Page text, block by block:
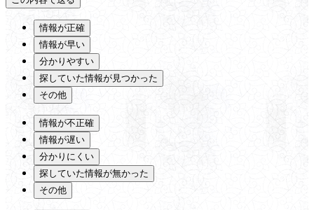
情報が正確
情報が早い
分かりやすい
探していた情報が見つかった
その他
情報が不正確
情報が遅い
分かりにくい
探していた情報が無かった
その他